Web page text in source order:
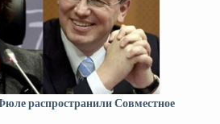
распространили Совместное